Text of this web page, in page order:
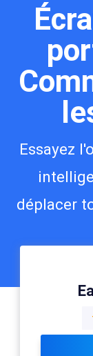
Essayez
déplacer